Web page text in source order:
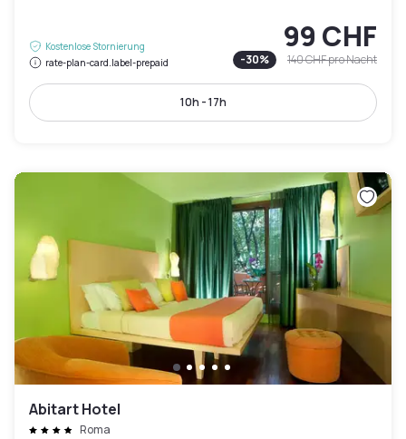
Kostenlose Stornierung
rate-plan-card.label-prepaid
99 CHF
-30% 140 CHFpro Nacht
10h - 17h
Abitart Hotel
Roma